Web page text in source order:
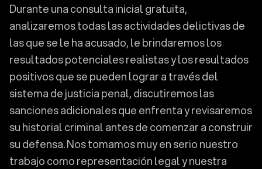
Durante una consulta inicial gratuita,
analizaremos todas las actividades delictivas de
las que se le ha acusado, le brindaremos los
resultados potenciales realistas y los resultados
positivos que se pueden lograr a través del
sistema de justicia penal, discutiremos las
sanciones adicionales que enfrenta y revisaremos
su historial criminal antes de comenzar a construir
su defensa. Nos tomamos muy en serio nuestro
trabajo como representación legal y nuestra